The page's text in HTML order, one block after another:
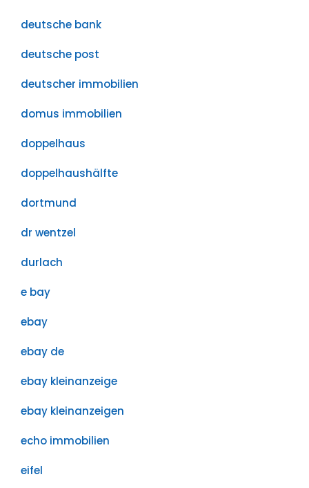
deutsche bank
deutsche post
deutscher immobilien
domus immobilien
doppelhaus
doppelhaushälfte
dortmund
dr wentzel
durlach
e bay
ebay
ebay de
ebay kleinanzeige
ebay kleinanzeigen
echo immobilien
eifel